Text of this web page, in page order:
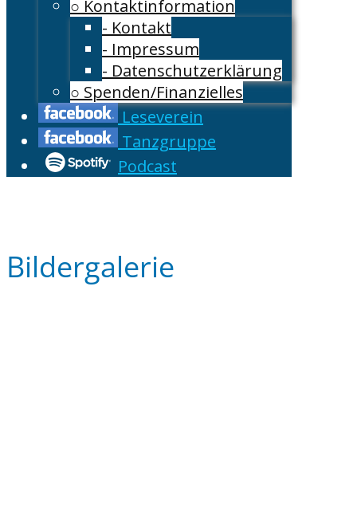
○ Kontaktinformation
- Kontakt
- Impressum
- Datenschutzerklärung
○ Spenden/Finanzielles
Leseverein
Tanzgruppe
Podcast
Bildergalerie